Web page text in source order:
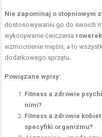
Nie zapominaj o stopniowym
dostosowywaniu go do swoich
wykonywanie ćwiczenia rowerek
wzmocnienie mięśni, a to
dodatkowego sprzętu.
Powiązane wpisy:
Fitness a zdrowie
nimi?
Fitness a zdrowie
specyfiki organizmu?